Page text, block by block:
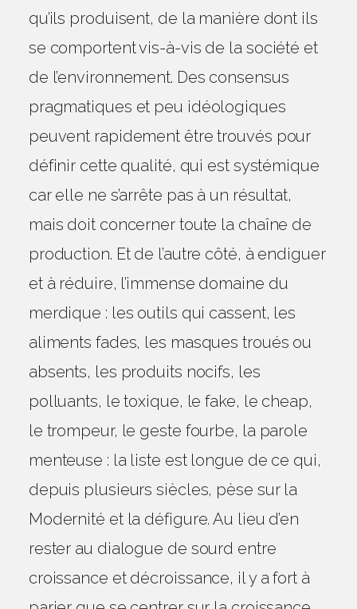
qu’ils produisent, de la manière dont ils
se comportent vis-à-vis de la société et
de l’environnement. Des consensus
pragmatiques et peu idéologiques
peuvent rapidement être trouvés pour
définir cette qualité, qui est systémique
car elle ne s’arrête pas à un résultat,
mais doit concerner toute la chaîne de
production. Et de l’autre côté, à endiguer
et à réduire, l’immense domaine du
merdique : les outils qui cassent, les
aliments fades, les masques troués ou
absents, les produits nocifs, les
polluants, le toxique, le fake, le cheap,
le trompeur, le geste fourbe, la parole
menteuse : la liste est longue de ce qui,
depuis plusieurs siècles, pèse sur la
Modernité et la défigure. Au lieu d’en
rester au dialogue de sourd entre
croissance et décroissance, il y a fort à